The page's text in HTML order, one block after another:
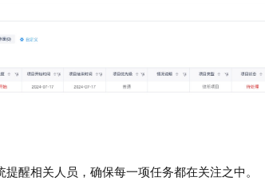
醒相关人员，确保每一项任务都在关注之中。